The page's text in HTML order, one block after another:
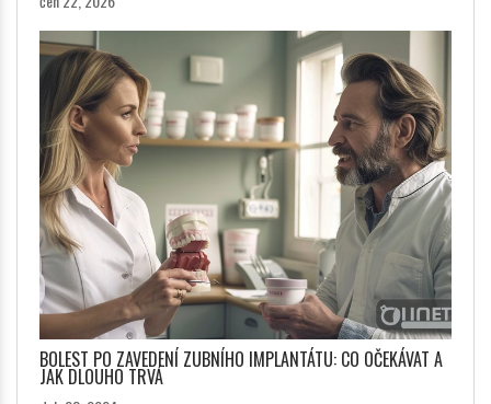
BOLEST PO ZAVEDENÍ ZUBNÍHO IMPLANTÁTU: CO OČEKÁVAT A
JAK DLOUHO TRVÁ